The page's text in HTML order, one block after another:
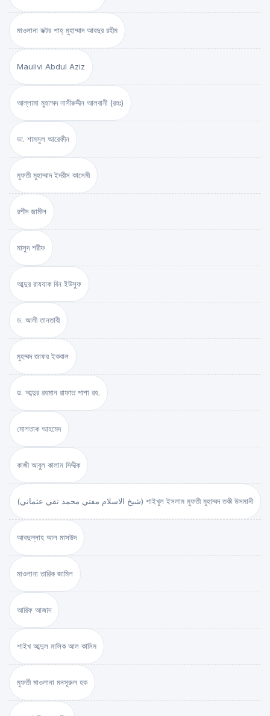
মাওলানা ডক্টর শাহ্‌ মুহাম্মাদ আবদুর রহীম
Maulivi Abdul Aziz
আল্লামা মুহাম্মদ নাসীরুদ্দীন আলবানী (রহঃ)
ডা. শামসুল আরেফীন
মুফতী মুহাম্মাদ ইদরীস কাসেমী
রশীদ জামীল
মাসুদ শরীফ
আব্দুর রাযযাক বিন ইউসুফ
ড. আলী তানতাবী
মুহম্মদ জাফর ইকবাল
ড. আব্দুর রহমান রাফাত পাশা রহ.
মোশতাক আহমেদ
কাজী আবুল কালাম সিদ্দীক
(شيخ الاسلام مفتي محمد تقي عثماني) শাইখুল ইসলাম মুফতী মুহাম্মদ তকী উসমানী
আবদুল্লাহ আল মাসউদ
মাওলানা তারিক জামিল
আরিফ আজাদ
শাইখ আব্দুল মালিক আল কাসিম
মুফতী মাওলানা মনসূরুল হক